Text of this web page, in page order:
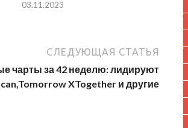
03.11.2023
СЛЕДУЮЩАЯ СТАТЬЯ
чарты за 42 неделю: лидируют
XTogether и другие